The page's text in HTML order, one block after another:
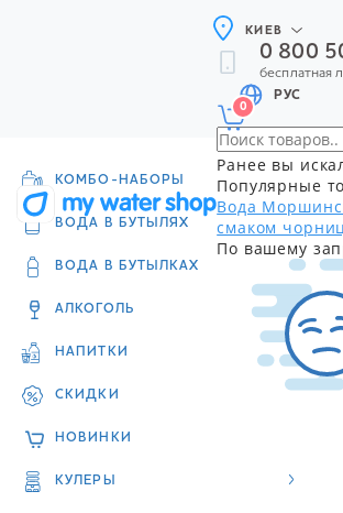
КИЕВ
0 800
бесплатная
РУС
0
Ранее вы
Популярные
Вода
смаком
По вашему
КОМБО-НАБОРЫ
ВОДА В БУТЫЛЯХ
ВОДА В БУТЫЛКАХ
АЛКОГОЛЬ
НАПИТКИ
СКИДКИ
НОВИНКИ
КУЛЕРЫ